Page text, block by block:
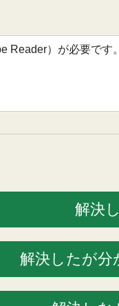
Reader）が必要です。